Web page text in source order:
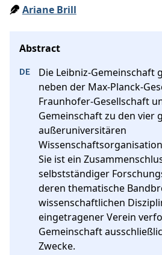
Ariane Brill
Die Leibniz-Gemeinschaft
neben der Max-Planck-
Fraunhofer-Gesellschaft
Gemeinschaft zu den vier
außeruniversitären
Sie ist ein
selbstständiger
deren thematische
wissenschaftlichen
eingetragener Verein
Gemeinschaft
Zwecke.